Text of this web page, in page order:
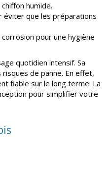
humide.
éviter que les préparations
pour une hygiène
quotidien intensif. Sa
de panne. En effet,
fiable sur le long terme. La
pour simplifier votre